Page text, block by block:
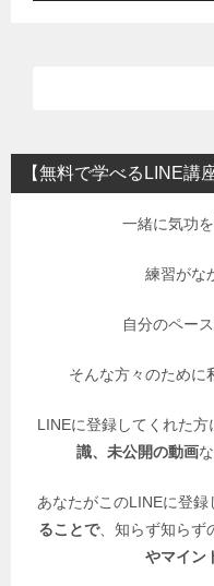
【無料で学べるLINE講座
一緒に気功
練習がな
自分のペー
そんな方々のために
LINEに登録してくれた方
識、未公開の動画
あなたがこのLINEに登録
ることで、知らず知らず
やマイン